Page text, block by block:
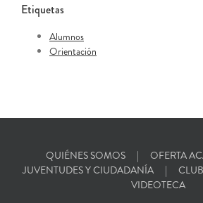
Etiquetas
Alumnos
Orientación
QUIÉNES SOMOS
OFERTA
JUVENTUDES Y CIUDADANÍA
VIDEOTECA